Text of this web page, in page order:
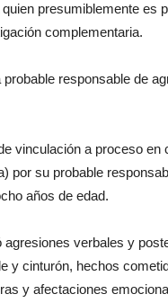
presumiblemente es
complementaria.
responsable de
vinculación a proceso en
por su probable
años de edad.
verbales y
y cinturón, hechos
y afectaciones